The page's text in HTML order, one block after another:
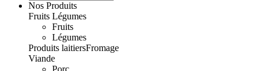
Nos Produits
Fruits Légumes
Fruits
Légumes
Produits laitiersFromage
Viande
Porc